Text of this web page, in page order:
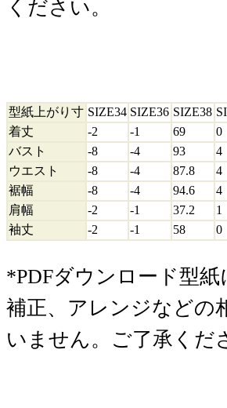
ください。
型紙上がり寸 SIZE34 SIZE36 SIZE38
着丈
-2 -1 69 0
バスト
-8 -4 93 4
ウエスト
-8 -4 87.8 4
裾幅
-8 -4 94.6 4
肩幅
-2 -1 37.2 1
袖丈
-2 -1 58 0
*PDFダウンロード型
補正、アレンジなどの
いません。ご了承くだ